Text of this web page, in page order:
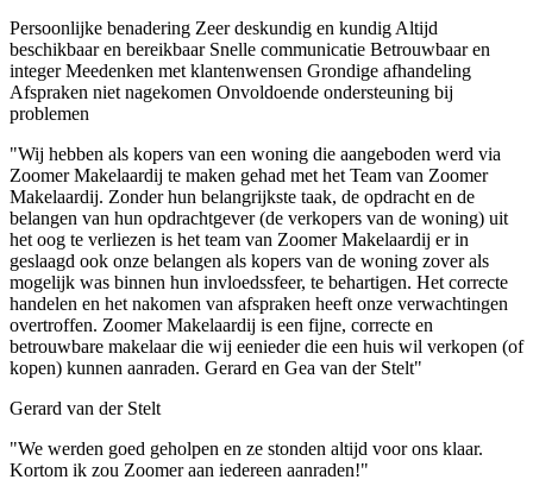
Persoonlijke benadering Zeer deskundig en kundigAltijd
beschikbaar en bereikbaarSnelle communicatie Betrouwbaar en
integerMeedenken met klantenwensen Grondige afhandeling
Afspraken niet nagekomen Onvoldoende ondersteuning bij
problemen
"Wij hebben als kopers van een woning die aangeboden werd via
Zoomer Makelaardij te maken gehad met het Team van Zoomer
Makelaardij. Zonder hun belangrijkste taak, de opdracht en de
belangen van hun opdrachtgever (de verkopers van de woning) uit
het oog te verliezen is het team van Zoomer Makelaardij er in
geslaagd ook onze belangen als kopers van de woning zover als
mogelijk was binnen hun invloedssfeer, te behartigen. Het correcte
handelen en het nakomen van afspraken heeft onze verwachtingen
overtroffen. Zoomer Makelaardij is een fijne, correcte en
betrouwbare makelaar die wij eenieder die een huis wil verkopen (of
kopen) kunnen aanraden. Gerard en Gea van der Stelt"
Gerard van der Stelt
"We werden goed geholpen en ze stonden altijd voor ons klaar.
Kortom ik zou Zoomer aan iedereen aanraden!"